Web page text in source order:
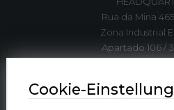
Rua da Mina
Zona Industrial
Apartado 106 /
Cookie-